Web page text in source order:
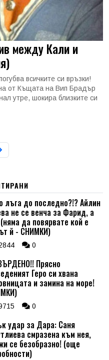
между Кали и
всичките си връзки!
от Къщата на Вип Брадър
утре, шокира близките си
лъга до последно?!? Айлин
не се венча за Фарид, а
да повярвате кой е
й - СНИМКИ)
0
Прясно
Геро си хвана
и замина на море!
0
удар за Дара: Саня
смразена към нея,
се безобразно! (още